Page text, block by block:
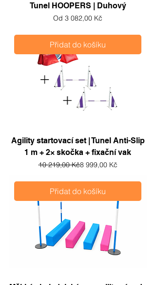
Tunel HOOPERS | Duhový
Od 3 082,00 Kč
Zvýhodněná cena
Přidat do košíku
Agility startovací set | Tunel Anti-Slip
1 m + 2× skočka + fixační vak
Běžná cena
10 219,00 KčZvýhodněná cena
8 999,00 Kč
Přidat do košíku